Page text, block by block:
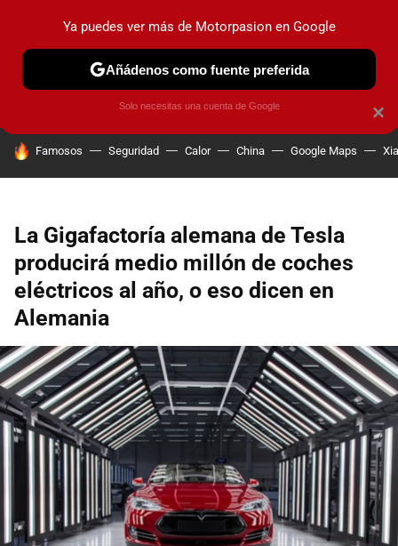
PRUEBAS COCHES ELÉCTRICOS OBSERVATORIO
HOY SE HABLA DE
Famosos Seguridad Calor China Google Maps
La Gigafactoría alemana de Tesla
producirá medio millón de coches
eléctricos al año, o eso dicen en
Alemania
×
Ya puedes ver más de Motorpasion en Google
Añádenos como fuente preferida
Solo necesitas una cuenta de Google